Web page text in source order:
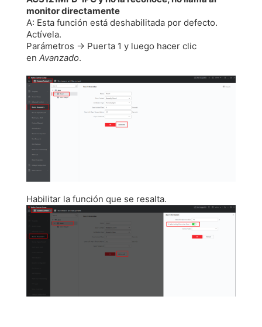
monitor directamente
A: Esta función está deshabilitada por defecto.
Actívela.
Parámetros -> Puerta 1 y luego hacer clic
en Avanzado.
Habilitar la función que se resalta.